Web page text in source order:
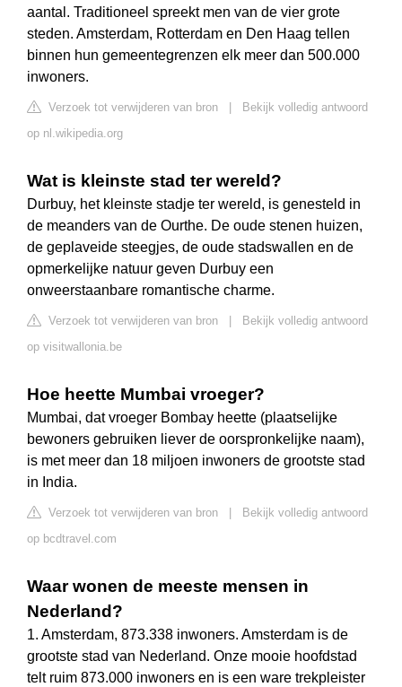
aantal. Traditioneel spreekt men van de vier grote
steden. Amsterdam, Rotterdam en Den Haag tellen
binnen hun gemeentegrenzen elk meer dan 500.000
inwoners.
Verzoek tot verwijderen van bron
Bekijk volledig antwoord
op nl.wikipedia.org
Wat is kleinste stad ter wereld?
Durbuy, het kleinste stadje ter wereld, is genesteld in
de meanders van de Ourthe. De oude stenen huizen,
de geplaveide steegjes, de oude stadswallen en de
opmerkelijke natuur geven Durbuy een
onweerstaanbare romantische charme.
Verzoek tot verwijderen van bron
Bekijk volledig antwoord
op visitwallonia.be
Hoe heette Mumbai vroeger?
Mumbai, dat vroeger Bombay heette (plaatselijke
bewoners gebruiken liever de oorspronkelijke naam),
is met meer dan 18 miljoen inwoners de grootste stad
in India.
Verzoek tot verwijderen van bron
Bekijk volledig antwoord
op bcdtravel.com
Waar wonen de meeste mensen in
Nederland?
1. Amsterdam, 873.338 inwoners. Amsterdam is de
grootste stad van Nederland. Onze mooie hoofdstad
telt ruim 873.000 inwoners en is een ware trekpleister